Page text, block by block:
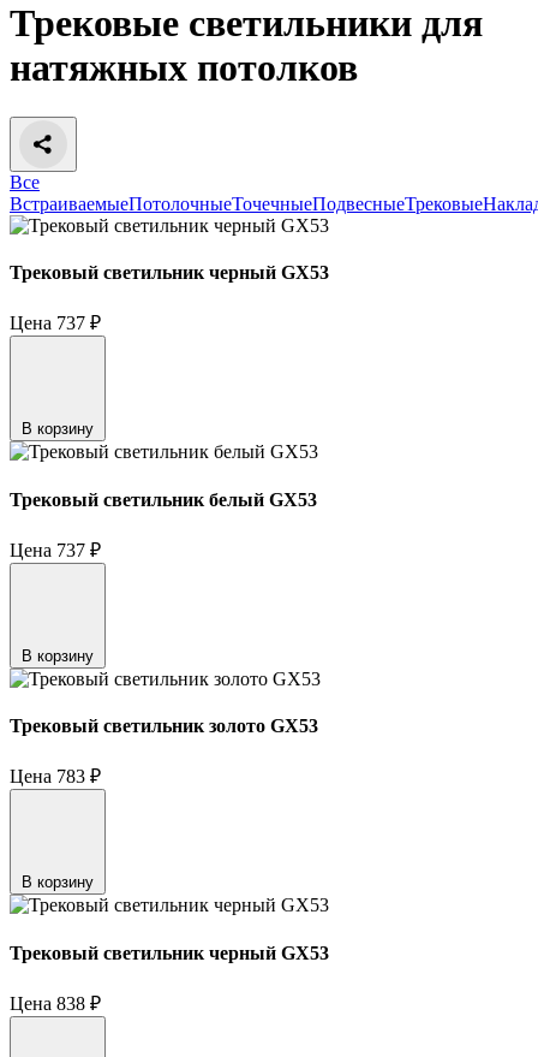
Трековые светильники для
натяжных потолков
Все
ВстраиваемыеПотолочныеТочечныеПодвесныеТрековые
Трековый светильник черный GX53
Цена 737 ₽
В корзину
Трековый светильник белый GX53
Цена 737 ₽
В корзину
Трековый светильник золото GX53
Цена 783 ₽
В корзину
Трековый светильник черный GX53
Цена 838 ₽